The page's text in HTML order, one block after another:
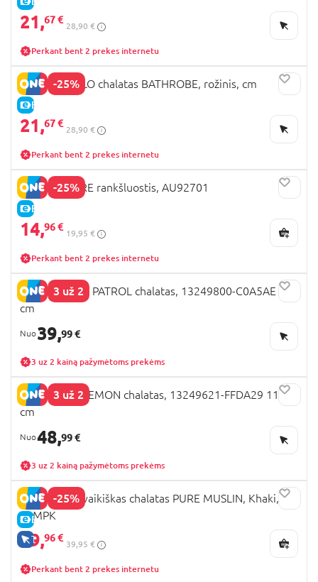
21,67 €
28,90 €
Perkant bent 2 prekes internetu
-25%
E-KAINA
COCCODRILLO chalatas BATHROBE, rožinis, cm
21,67 €
28,90 €
Perkant bent 2 prekes internetu
-25%
E-KAINA
MOTHERCARE rankšluostis, AU92701
14,96 €
19,95 €
Perkant bent 2 prekes internetu
3 už 2
NAME IT PAW PATROL chalatas, 13249800-C0A5AE 110
cm
39,99 €
3 uz 2 kainą pažymėtoms prekėms
3 už 2
NAME IT POKEMON chalatas, 13249621-FFDA29 110
cm
48,99 €
3 uz 2 kainą pažymėtoms prekėms
-25%
E-KAINA
TIK INTERNETU
MARKLAND vaikiškas chalatas PURE MUSLIN, Khaki, 19-
30MPK
29,96 €
39,95 €
Perkant bent 2 prekes internetu